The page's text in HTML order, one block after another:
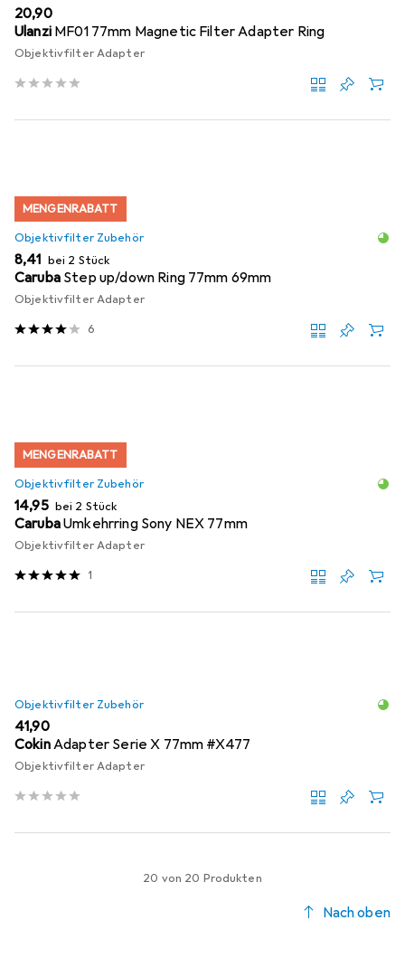
EUR
20,90
Ulanzi MF01 77mm Magnetic Filter Adapter Ring
Objektivfilter Adapter
MENGENRABATT
Objektivfilter Zubehör
EUR
8,41 bei 2 Stück
Caruba Step up/down Ring 77mm 69mm
Objektivfilter Adapter
6
MENGENRABATT
Objektivfilter Zubehör
EUR
14,95 bei 2 Stück
CarubaUmkehrring Sony NEX 77mm
Objektivfilter Adapter
1
Objektivfilter Zubehör
EUR
41,90
CokinAdapter Serie X 77mm #X477
Objektivfilter Adapter
20 von 20 Produkten
Nach oben